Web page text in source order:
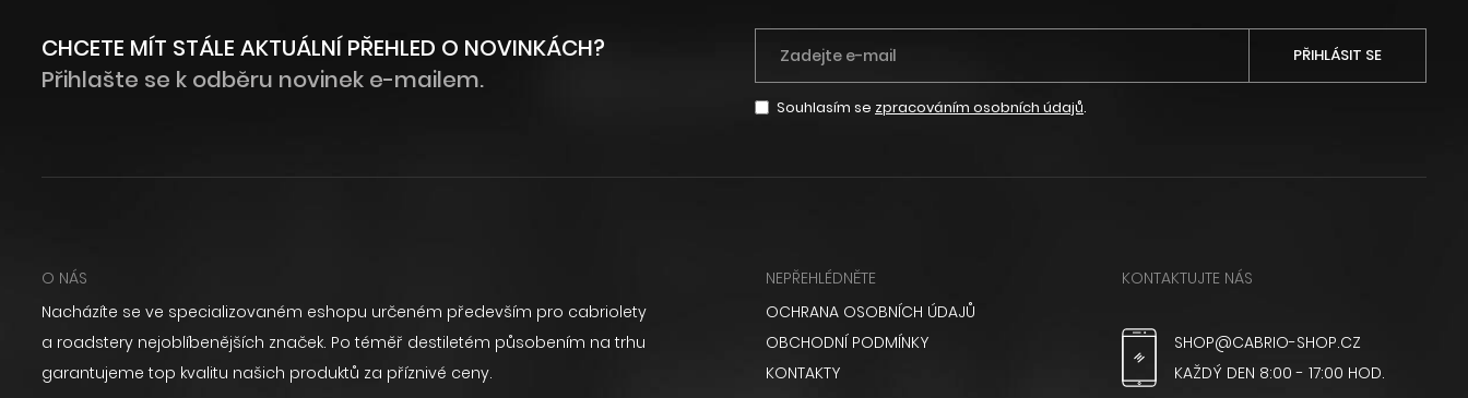
CHCETE MÍT STÁLE AKTUÁLNÍ PŘEHLED O NOVINKÁCH?
Přihlašte se k odběru novinek e-mailem.
PŘIHLÁSIT SE
Souhlasím se zpracováním osobních údajů.
O NÁS
Nacházíte se ve specializovaném eshopu určeném především pro cabriolety
a roadstery nejoblíbenějších značek. Po téměř destiletém působením na trhu
garantujeme top kvalitu našich produktů za příznivé ceny.
NEPŘEHLÉDNĚTE
OCHRANA OSOBNÍCH ÚDAJŮ
OBCHODNÍ PODMÍNKY
KONTAKTY
KONTAKTUJTE NÁS
SHOP@CABRIO-SHOP.CZ
KAŽDÝ DEN 8:00 - 17:00 HOD.